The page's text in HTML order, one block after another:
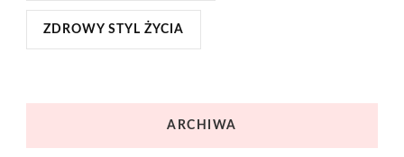
ZDROWY STYL ŻYCIA
ARCHIWA